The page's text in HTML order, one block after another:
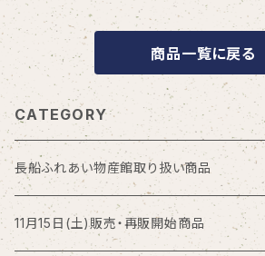
商品一覧に戻る
CATEGORY
長船ふれあい物産館取り扱い商品
11月15日(土)販売・再販開始商品